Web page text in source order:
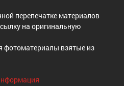
перепечатке материалов
на оригинальную
фотоматериалы взятые из